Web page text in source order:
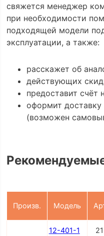
свяжется менеджер
при необходимости
подходящей модели
эксплуатации, а также:
расскажет об
действующих
предоставит счёт
оформит доставку
(возможен
Произв. Модель
12-401-1